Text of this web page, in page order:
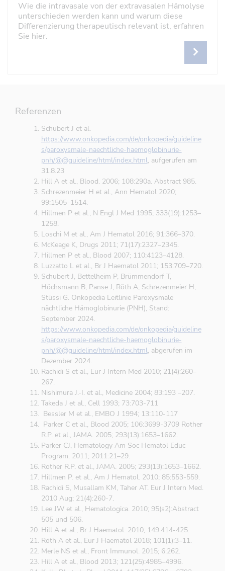
Wie die intravasale von der extravasalen Hämolyse
unterschieden werden kann und warum diese
Differenzierung therapeutisch relevant ist, erfahren
Sie hier.
Referenzen
Schubert J et al.
https://www.onkopedia.com/de/onkopedia/guideline
s/paroxysmale-naechtliche-haemoglobinurie-
pnh/@@guideline/html/index.html, aufgerufen am
31.8.23
Hill A et al., Blood. 2006; 108:290a. Abstract 985.
Schrezenmeier H et al., Ann Hematol 2020;
99:1505–1514.
Hillmen P et al., N Engl J Med 1995; 333(19):1253–
1258.
Loschi M et al., Am J Hematol 2016; 91:366–370.
McKeage K, Drugs 2011; 71(17):2327–2345.
Hillmen P et al., Blood 2007; 110:4123–4128.
Luzzatto L et al., Br J Haematol 2011; 153:709–720.
Schubert J, Bettelheim P, Brümmendorf T,
Höchsmann B, Panse J, Röth A, Schrezenmeier H,
Stüssi G. Onkopedia Leitlinie Paroxysmale
nächtliche Hämoglobinurie (PNH), Stand:
September 2024.
https://www.onkopedia.com/de/onkopedia/guideline
s/paroxysmale-naechtliche-haemoglobinurie-
pnh/@@guideline/html/index.html, abgerufen im
Dezember 2024.
Rachidi S et al., Eur J Intern Med 2010; 21(4):260–
267.
Nishimura J.-I. et al., Medicine 2004; 83:193 –207.
Takeda J et al., Cell 1993; 73:703-711
Bessler M et al., EMBO J 1994; 13:110-117
Parker C et al., Blood 2005; 106:3699-3709 Rother
R.P. et al., JAMA. 2005; 293(13):1653–1662.
Parker CJ, Hematology Am Soc Hematol Educ
Program. 2011; 2011:21–29.
Rother R.P. et al., JAMA. 2005; 293(13):1653–1662.
Hillmen P. et al., Am J Hematol. 2010; 85:553-559.
Rachidi S, Musallam KM, Taher AT. Eur J Intern Med.
2010 Aug; 21(4):260-7.
Lee JW et al., Hematologica. 2010; 95(s2):Abstract
505 und 506.
Hill A et al., Br J Haematol. 2010; 149:414-425.
Röth A et al., Eur J Haematol 2018; 101(1):3–11.
Merle NS et al., Front Immunol. 2015; 6:262.
Hill A et al., Blood 2013; 121(25):4985–4996.